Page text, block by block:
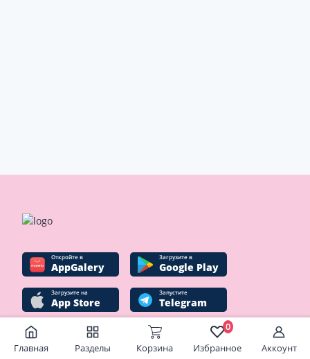
Главная Разделы Корзина Избранное
0
Аккоунт
Oткройте в
AppGalery
Загрузите в
Google Play
Загрузите на
App Store
Запустите
Telegram
Социальные сети